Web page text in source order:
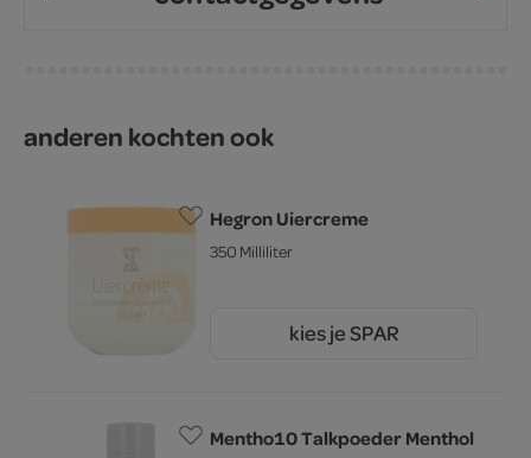
anderen kochten ook
Hegron Uiercreme
350 Milliliter
kies je SPAR
Mentho10 Talkpoeder Menthol